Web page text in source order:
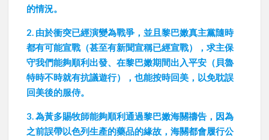
的情況。
2. 由於衝突已經演變為戰爭，並且黎巴嫩真主黨隨時
都有可能宣戰（甚至有新聞宣稱已經宣戰），求主保
守我們能夠順利出發、在黎巴嫩期間出入平安（貝魯
特時不時就有抗議遊行），也能按時回美，以免耽誤
回美後的服侍。
3. 為黃多賜牧師能夠順利通過黎巴嫩海關禱告，因為
之前誤帶以色列生產的藥品的緣故，海關都會履行公